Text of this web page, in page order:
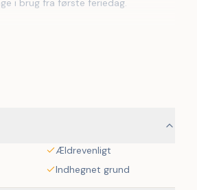
i brug fra første feriedag.
Indendørsarealerne
ro og lange sommerdage i det fri.
at passe ind. Samtidig er der kun
til Faaborg, hvor indkøb, caféer og
Ældrevenligt
Indhegnet grund